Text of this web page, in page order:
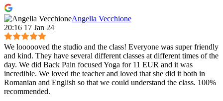
Angella Vecchione
20:16 17 Jan 24
We loooooved the studio and the class! Everyone was super friendly
and kind. They have several different classes at different times of the
day. We did Back Pain focused Yoga for 11 EUR and it was
incredible. We loved the teacher and loved that she did it both in
Romanian and English so that we could understand the class. 100%
recommended.